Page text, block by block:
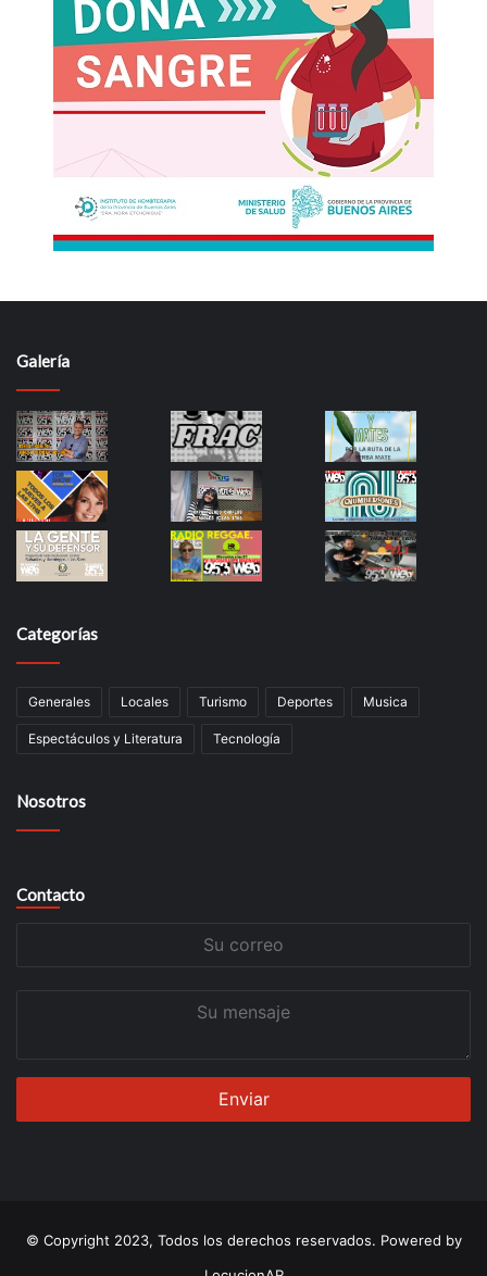
Galería
Categorías
Generales Locales Turismo Deportes Musica
Espectáculos y Literatura Tecnología
Nosotros
Contacto
© Copyright 2023, Todos los derechos reservados. Powered by